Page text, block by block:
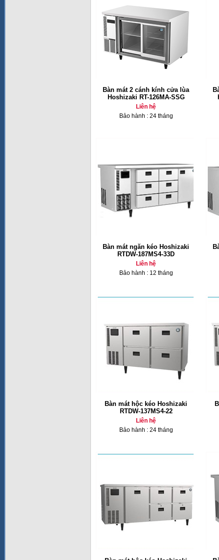
Bàn mát 2 cánh kính cửa lùa
Hoshizaki RT-126MA-SSG
Liên hệ
Bảo hành : 24 tháng
Bàn mát ngăn kéo Hoshizaki
RTDW-187MS4-33D
Liên hệ
Bảo hành : 12 tháng
Bàn mát hộc kéo Hoshizaki
RTDW-137MS4-22
Liên hệ
Bảo hành : 24 tháng